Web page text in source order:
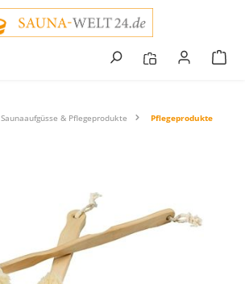
Saunaaufgüsse & Pflegeprodukte Pflegeprodukte